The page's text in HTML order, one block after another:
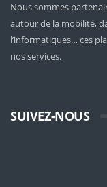
Nous sommes
autour de la mobilité,
l’informatiques… ces
nos services.
SUIVEZ-NOUS